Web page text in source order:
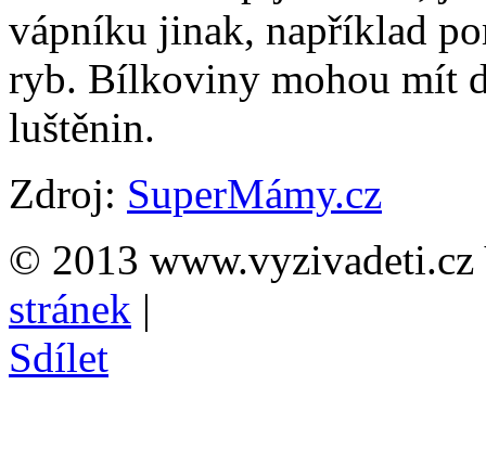
vápníku jinak, například
ryb. Bílkoviny mohou mít
luštěnin.
Zdroj: SuperMámy.cz
© 2013 www.vyzivadeti.cz
stránek |
Sdílet